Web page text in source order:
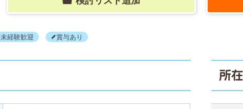
未経験歓迎 賞与あり
所